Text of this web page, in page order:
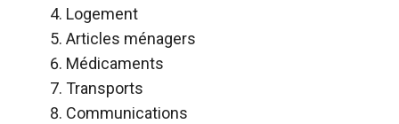
Logement
Articles ménagers
Médicaments
Transports
Communications